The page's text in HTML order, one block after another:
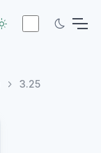
3.25